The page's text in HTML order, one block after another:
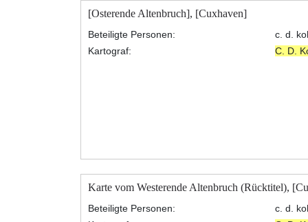
[Osterende Altenbruch], [Cuxhaven]
Beteiligte Personen:
c. d.
Kartograf:
C. D.
Karte vom Westerende Altenbruch (Rücktitel),
Beteiligte Personen:
c. d.